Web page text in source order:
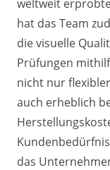
weltweit
hat das Team
die visuelle
Prüfungen
nicht nur
auch erheblich
das